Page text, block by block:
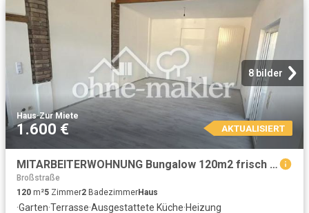
8 bilder
Haus·Zur Miete
1.600 € AKTUALISIERT
MITARBEITERWOHNUNG Bungalow 120m2 frisch Renoviert, Garten, sofort Frei
Broßstraße
120 m²5 Zimmer2 BadezimmerHaus
·Garten·Terrasse·Ausgestattete Küche·Heizung